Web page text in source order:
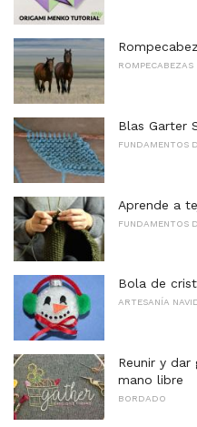
ROMPECABEZAS
Blas Garter
FUNDAMENTOS
Aprende a
FUNDAMENTOS
Bola de
ARTESANÍA
Reunir y
mano libre
BORDADO